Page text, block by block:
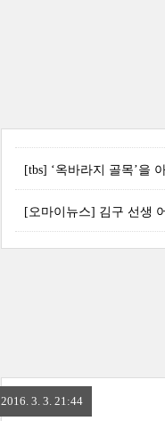
[tbs] ‘옥바라지 골목’을
[오마이뉴스] 김구 선생
2016. 3. 3. 21:44